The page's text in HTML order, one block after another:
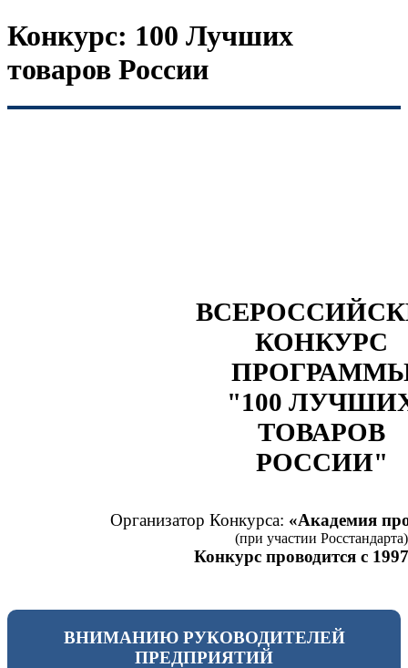
Конкурс: 100 Лучших
товаров России
КОНКУРС
"100
ТОВАРОВ
РОССИИ"
Организатор Конкурса: «Академия
(при участии Росстандарта)
Конкурс проводится с
ВНИМАНИЮ РУКОВОДИТЕЛЕЙ
ПРЕДПРИЯТИЙ